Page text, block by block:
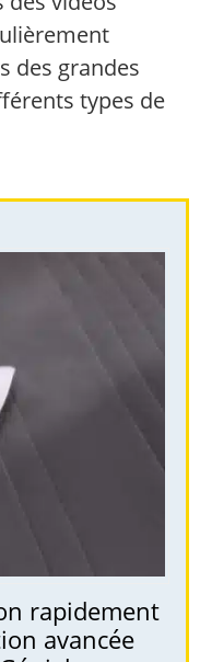
des grandes
types de
rapidement
avancée